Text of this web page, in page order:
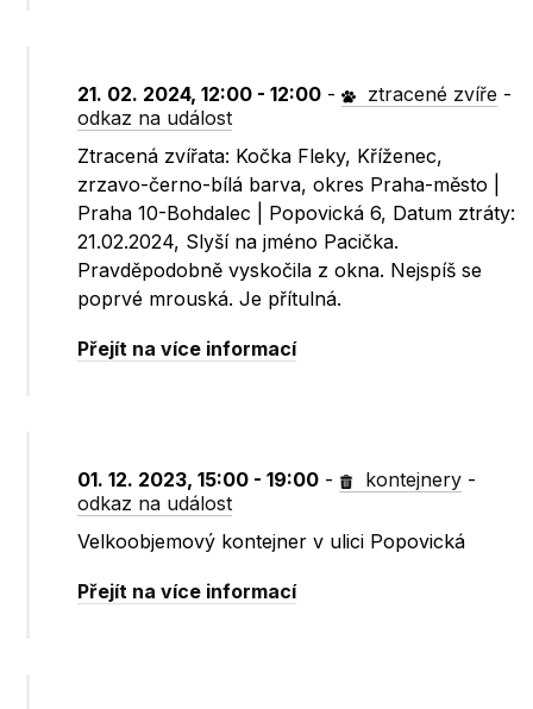
21. 02. 2024, 12:00 - 12:00 - ztracené zvíře -
odkaz na událost
Ztracená zvířata: Kočka Fleky, Kříženec,
zrzavo-černo-bílá barva, okres Praha-město |
Praha 10-Bohdalec | Popovická 6, Datum ztráty:
21.02.2024, Slyší na jméno Pacička.
Pravděpodobně vyskočila z okna. Nejspíš se
poprvé mrouská. Je přítulná.
Přejít na více informací
01. 12. 2023, 15:00 - 19:00 - kontejnery -
odkaz na událost
Velkoobjemový kontejner v ulici Popovická
Přejít na více informací